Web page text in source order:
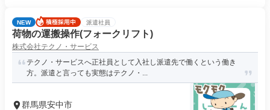
NEW 派遣社員
荷物の運搬操作(フォークリフト)
株式会社テクノ・サービス
テクノ・サービスへ正社員として入社し派遣先で働くという働き
方。派遣と言っても実態はテクノ・...
群馬県安中市